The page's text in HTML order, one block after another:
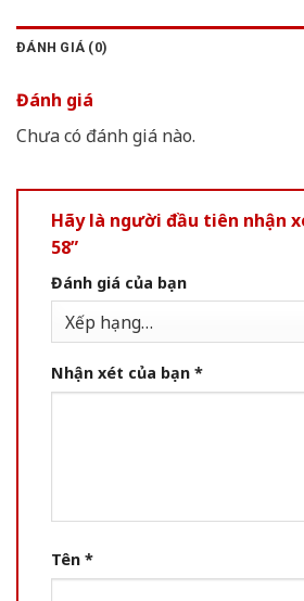
ĐÁNH GIÁ (0)
Đánh giá
Chưa có đánh giá nào.
Hãy là người đầu tiên nhận
58”
Đánh giá của bạn
Nhận xét của bạn *
Tên *